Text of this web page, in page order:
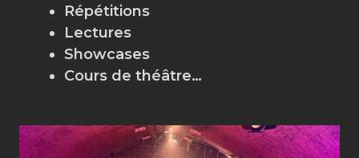
Répétitions
Lectures
Showcases
Cours de théâtre…